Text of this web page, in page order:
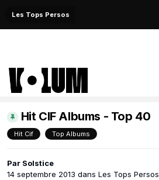
Les Tops Persos
Hit CIF Albums - Top 40
Hit Cif Top Albums
Par Solstice
14 septembre 2013 dans Les Tops Persos